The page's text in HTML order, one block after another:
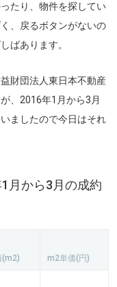
たり、物件を探してい
、戻るボタンがないの
ばあります。
財団法人東日本不動産
、2016年1月から3月
ましたので今日はそれ
月から3月の成約
(m2) m2単価(円)